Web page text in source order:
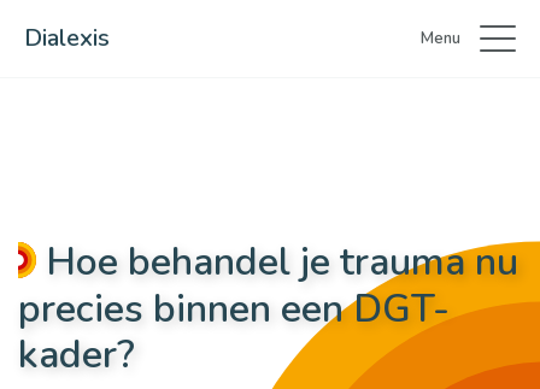
Dialexis Menu
Hoe behandel je trauma nu
precies binnen een DGT-
kader?